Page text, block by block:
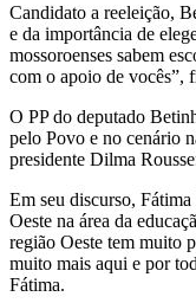
Candidato a reeleição,
e da importância de
mossoroenses sabem
com o apoio de vocês”,
O PP do deputado
pelo Povo e no cenário
presidente Dilma
Em seu discurso,
Oeste na área da
região Oeste tem muito
muito mais aqui e por
Fátima.